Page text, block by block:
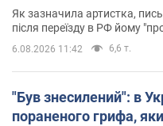
Як зазначила артистка,
після переїзду в РФ йому
6.08.2026 11:42 6,6 т.
"Був знесилений": в
пораненого грифа,